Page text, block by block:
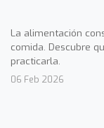
La alimentación
comida. Descubre
practicarla.
06 Feb 2026